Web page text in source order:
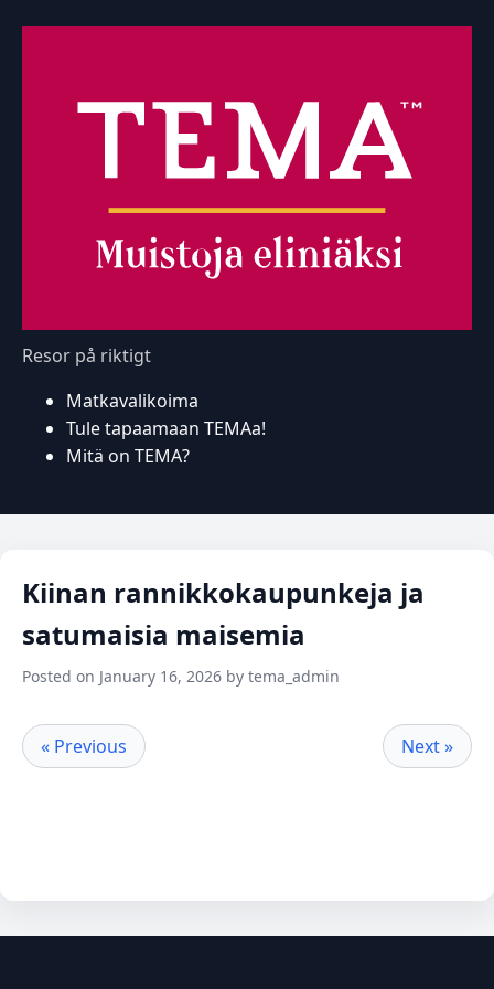
Resor på riktigt
Matkavalikoima
Tule tapaamaan TEMAa!
Mitä on TEMA?
Kiinan rannikkokaupunkeja ja
satumaisia maisemia
Posted on January 16, 2026 by tema_admin
« Previous Next »